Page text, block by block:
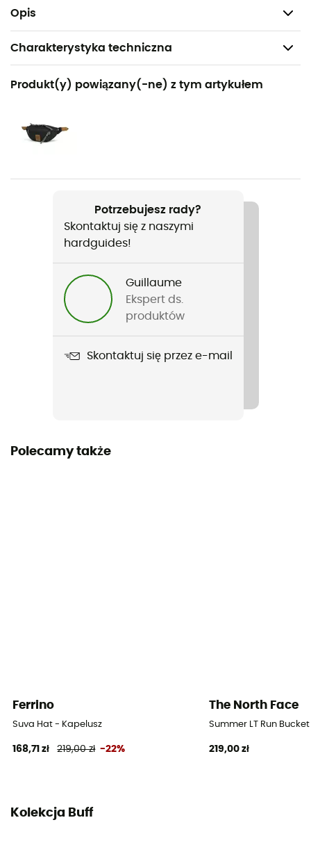
Opisdopasowanie dla wszystkich rozmiarów
Charakterystyka techniczna
Polecane dla
Turystyka piesza / Trekking / Podróże
Rodzaj
Mężczyźni / Kobiety
Nazwa produktu
Z recyklingu / Gwarantowane pochodzenie
europejskie
Produkt(y) powiązany(-ne) z tym artykułem
Potrzebujesz rady?
Skontaktuj się z naszymi
hardguides!
Guillaume
Ekspert ds.
produktów
Skontaktuj się przez e-mail
Polecamy także
Ferrino
Suva Hat - Kapelusz
168,71 zł 219,00 zł -22%
The North Face
Summer LT Run
219,00 zł
Kolekcja Buff